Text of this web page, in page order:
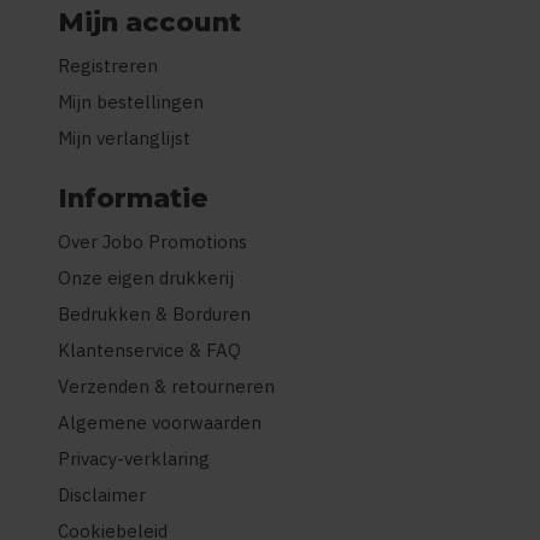
Mijn account
Registreren
Mijn bestellingen
Mijn verlanglijst
Informatie
Over Jobo Promotions
Onze eigen drukkerij
Bedrukken & Borduren
Klantenservice & FAQ
Verzenden & retourneren
Algemene voorwaarden
Privacy-verklaring
Disclaimer
Cookiebeleid